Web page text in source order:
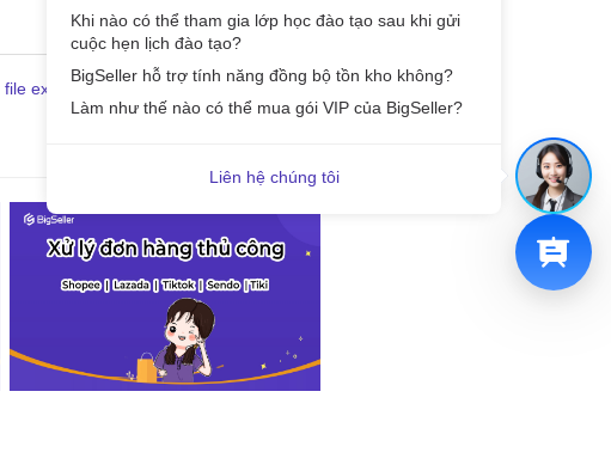
Khi nào có thể tham gia lớp học đào tạo sau khi gửi
cuộc hẹn lịch đào tạo?
BigSeller hỗ trợ tính năng đồng bộ tồn kho không?
Làm như thế nào có thể mua gói VIP của BigSeller?
Liên hệ chúng tôi